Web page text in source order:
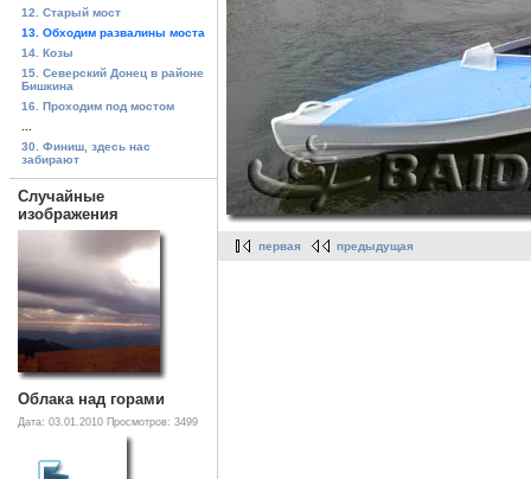
12. Старый мост
13. Обходим развалины моста
14. Козы
15. Северский Донец в районе
Бишкина
16. Проходим под мостом
30. Финиш, здесь нас
забирают
Случайные
изображения
Облака над горами
Дата: 03.01.2010 Просмотров: 3499
первая предыдущая